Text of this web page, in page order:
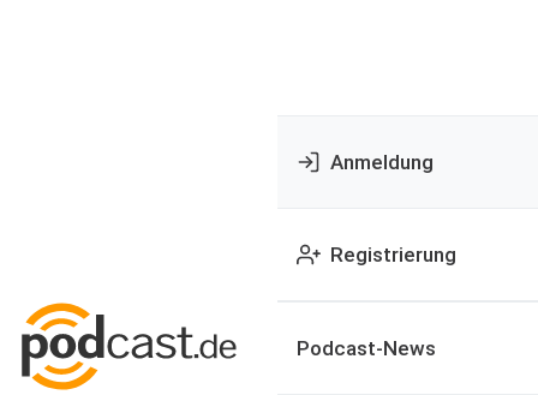
Anmeldung
Registrierung
Podcast-News